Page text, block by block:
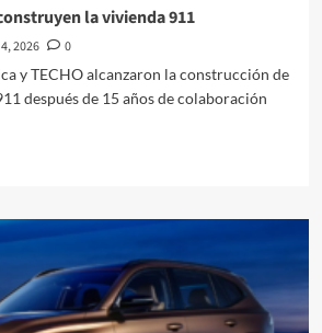
la vivienda 911
2026
0
y TECHO alcanzaron la construcción de
después de 15 años de colaboración